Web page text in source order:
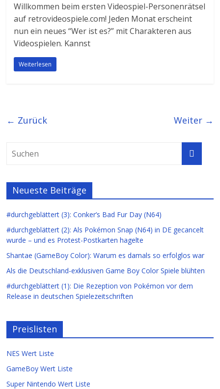
Willkommen beim ersten Videospiel-Personenrätsel
auf retrovideospiele.com! Jeden Monat erscheint
nun ein neues “Wer ist es?” mit Charakteren aus
Videospielen. Kannst
Weiterlesen
← Zurück Weiter →
Neueste Beiträge
#durchgeblättert (3): Conker’s Bad Fur Day (N64)
#durchgeblättert (2): Als Pokémon Snap (N64) in DE gecancelt
wurde – und es Protest-Postkarten hagelte
Shantae (GameBoy Color): Warum es damals so erfolglos war
Als die Deutschland-exklusiven Game Boy Color Spiele blühten
#durchgeblättert (1): Die Rezeption von Pokémon vor dem
Release in deutschen Spielezeitschriften
Preislisten
NES Wert Liste
GameBoy Wert Liste
Super Nintendo Wert Liste